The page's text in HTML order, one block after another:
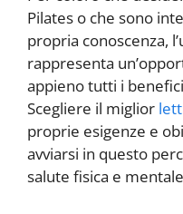
Pilates o che sono
propria conoscenza,
rappresenta
appieno tutti i
Scegliere il miglior
proprie esigenze e
avviarsi in questo
salute fisica e